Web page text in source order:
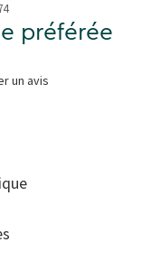
préférée
un avis